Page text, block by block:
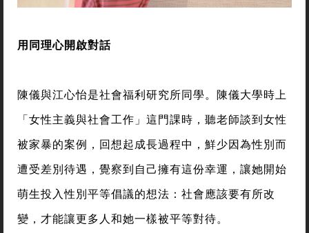
用同理心開啟對話
陳儀與江心怡是社會福利研究所同學。陳儀大學時上
「女性主義與社會工作」這門課時，聽老師談到女性
被家暴的案例，回想起成長過程中，鮮少因為性別而
遭受差別待遇，覺察到自己擁有這份幸運，讓她開始
萌生投入性別平等倡議的想法：社會應該要有所改
變，才能讓更多人和她一樣被平等對待。